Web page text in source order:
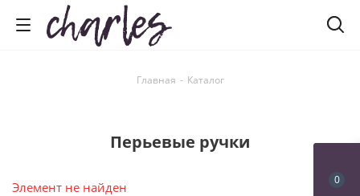
Главная - Каталог
Перьевые ручки
Элемент не найден 0